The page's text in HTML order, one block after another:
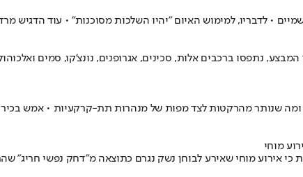
• לדבריו, למימוש האיום "יהיו השלכות מסוכנות" • עוד הדגיש
נתפסו ברכבים אלות, סכינים, אגרופנים, נונצ'קו, סמים
שנותר מהרקטות לצד מפות של מנהרות תת-קרקעיות • אמש
מוחי
כי אירוע מוחי שאירע לבוחן נשק נגרם כתוצאה מ"דחק נפשי